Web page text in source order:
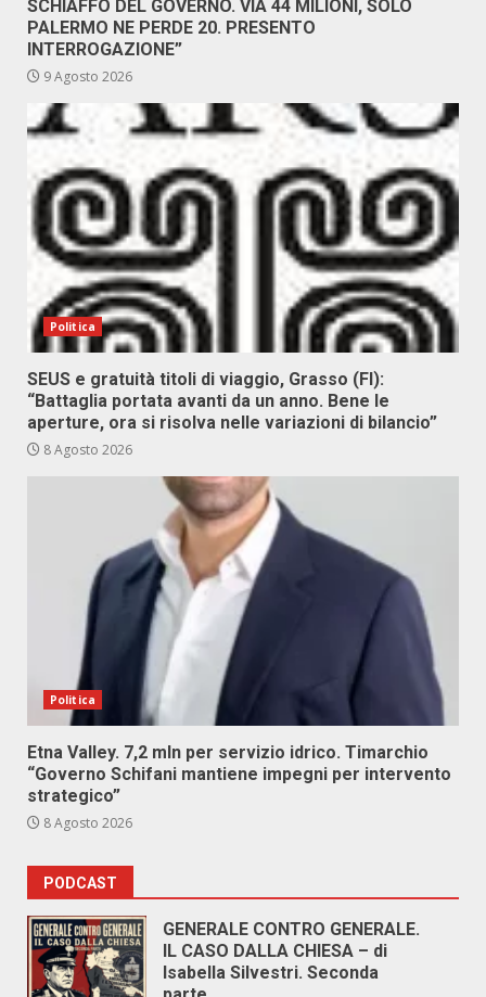
SCHIAFFO DEL GOVERNO. VIA 44 MILIONI, SOLO
PALERMO NE PERDE 20. PRESENTO
INTERROGAZIONE”
9 Agosto 2026
Politica
SEUS e gratuità titoli di viaggio, Grasso (FI):
“Battaglia portata avanti da un anno. Bene le
aperture, ora si risolva nelle variazioni di bilancio”
8 Agosto 2026
Politica
Etna Valley. 7,2 mln per servizio idrico. Timarchio
“Governo Schifani mantiene impegni per intervento
strategico”
8 Agosto 2026
PODCAST
GENERALE CONTRO GENERALE.
IL CASO DALLA CHIESA – di
Isabella Silvestri. Seconda